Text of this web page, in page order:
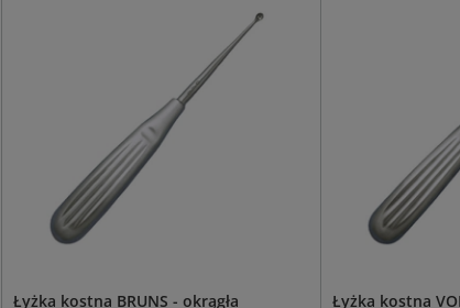
Łyżka kostna BRUNS - okrągła
Łyżka kostna